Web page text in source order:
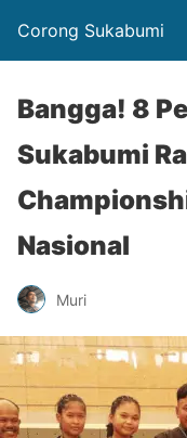
Corong Sukabumi
Bangga! 8
Sukabumi
Nasional
Muri